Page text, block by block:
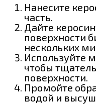
Нанесите
часть.
Дайте
поверхности
нескольких
Используйте
чтобы
поверхности.
Промойте
водой и